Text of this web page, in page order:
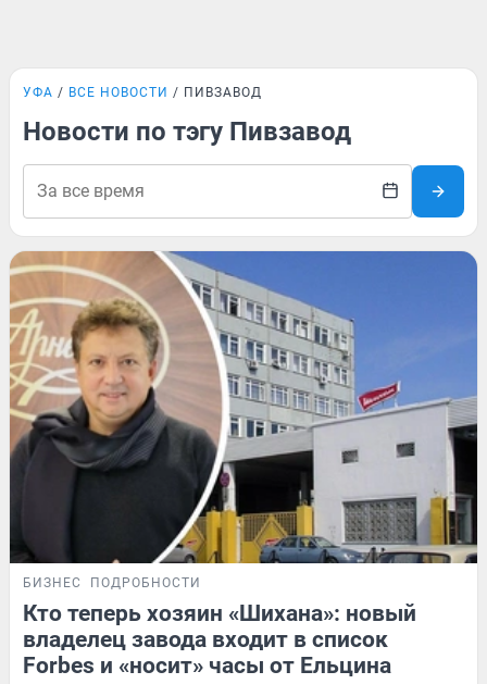
УФА ВСЕ НОВОСТИ ПИВЗАВОД
Новости по тэгу Пивзавод
БИЗНЕС ПОДРОБНОСТИ
Кто теперь хозяин «Шихана»: новый
владелец завода входит в список
Forbes и «носит» часы от Ельцина